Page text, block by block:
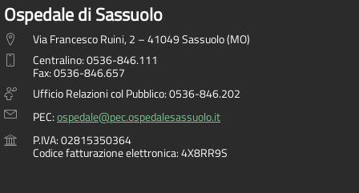
Ospedale di Sassuolo
Via Francesco Ruini, 2 – 41049 Sassuolo (MO)
Centralino: 0536-846.111
Fax: 0536-846.657
Ufficio Relazioni col Pubblico: 0536-846.202
PEC:ospedale@pec.ospedalesassuolo.it
P.IVA: 02815350364
Codice fatturazione elettronica: 4X8RR9S